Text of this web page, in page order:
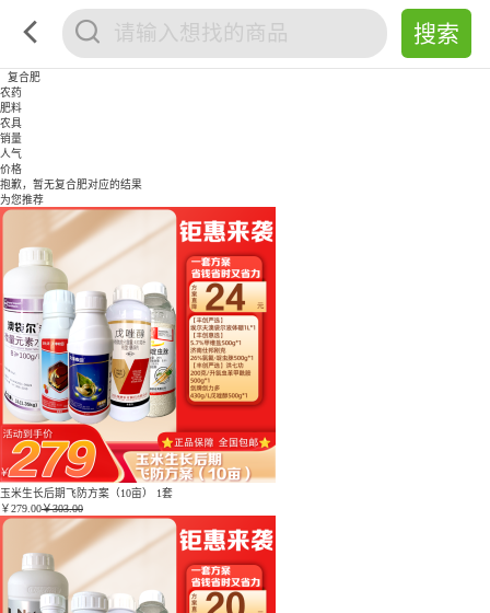
复合肥
农药
肥料
农具
销量
人气
价格
抱歉，暂无复合肥对应的结果
为您推荐
玉米生长后期飞防方案（10亩） 1套
￥279.00￥303.00